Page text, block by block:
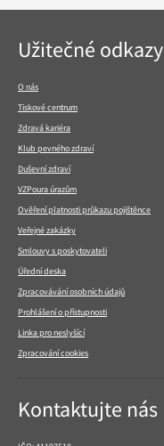
Navigace
v
Užitečné odkazy
O nás
Tiskové centrum
Zdravá kariéra
Klub pevného zdraví
Duševní zdraví
VZPoura úrazům
Ověření platnosti průkazu pojištěnce
Veřejné zakázky
Smlouvy s poskytovateli
Úřední deska
Zpracovávání osobních údajů
Prohlášení o přístupnosti
Linka pro neslyšící
Zpracování cookies
Kontaktujte nás